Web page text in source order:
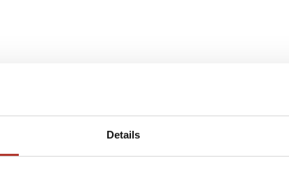
Details